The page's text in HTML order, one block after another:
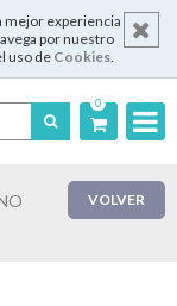
mejor experiencia
por nuestro
uso de Cookies.
0
VOLVER